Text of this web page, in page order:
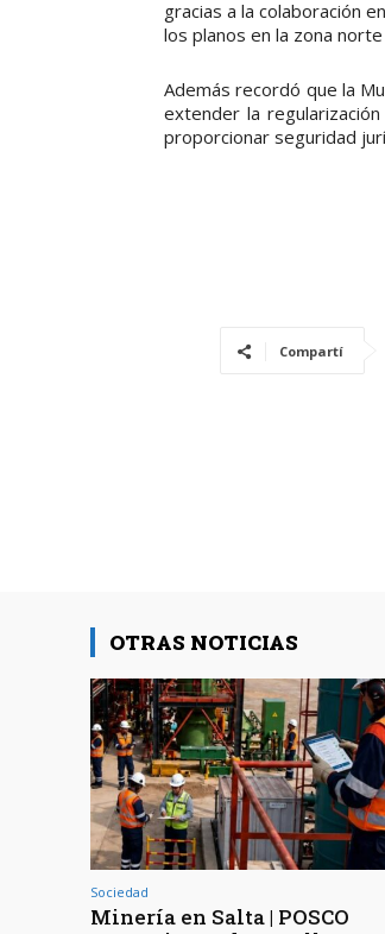
gracias a la colaboración
los planos en la zona
Además recordó que la
extender la
proporcionar seguridad
Compartí
OTRAS NOTICIAS
Sociedad
Minería en Salta | POSCO